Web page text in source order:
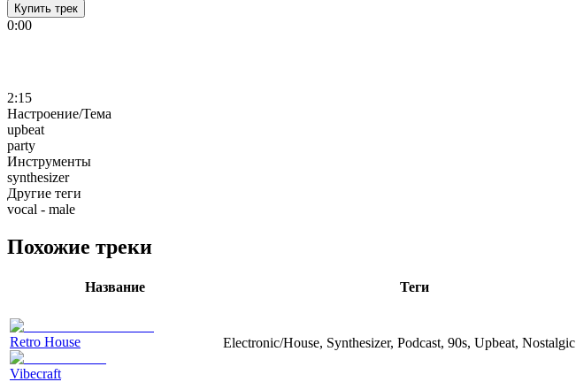
Купить трек
0:00
2:15
Настроение/Тема
upbeat
party
Инструменты
synthesizer
Другие теги
vocal - male
Похожие треки
Название Теги
Retro House
Vibecraft
Electronic/House, Synthesizer, Podcast, 90s, Upbeat, Nostalgic